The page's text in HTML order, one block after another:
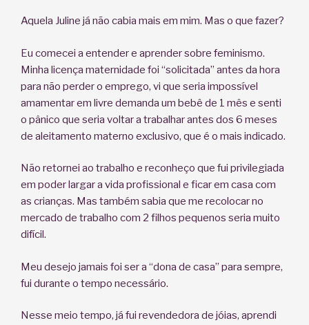
Aquela Juline já não cabia mais em mim. Mas o que fazer?
Eu comecei a entender e aprender sobre feminismo.
Minha licença maternidade foi “solicitada” antes da hora
para não perder o emprego, vi que seria impossível
amamentar em livre demanda um bebê de 1 mês e senti
o pânico que seria voltar a trabalhar antes dos 6 meses
de aleitamento materno exclusivo, que é o mais indicado.
Não retornei ao trabalho e reconheço que fui privilegiada
em poder largar a vida profissional e ficar em casa com
as crianças. Mas também sabia que me recolocar no
mercado de trabalho com 2 filhos pequenos seria muito
difícil.
Meu desejo jamais foi ser a “dona de casa” para sempre,
fui durante o tempo necessário.
Nesse meio tempo, já fui revendedora de jóias, aprendi